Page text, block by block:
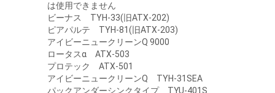
は使用できません
ビーナス TYH-33(旧ATX-202)
ピアパルテ TYH-81(旧ATX-203)
アイビーニュークリーンQ 9000
ロータスα ATX-503
プロテック ATX-501
アイビーニュークリーンQ TYH-31SEA
パックアンダーシンクタイプ TYU-401S